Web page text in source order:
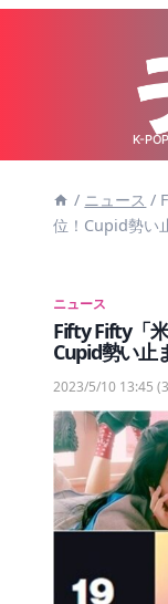
K-
/ ニュース /
位！Cupid勢い
ニュース
Fifty Fifty「
Cupid勢い止
2023/5/10 13:45